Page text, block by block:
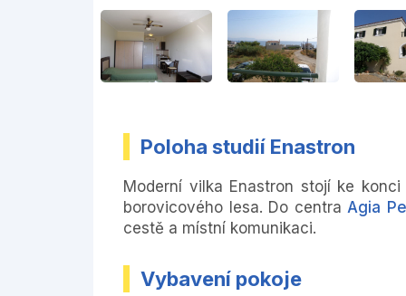
Poloha studií Enastron
Moderní vilka Enastron stojí ke
borovicového lesa. Do centraAgia
cestě a místní komunikaci.
Vybavení pokoje